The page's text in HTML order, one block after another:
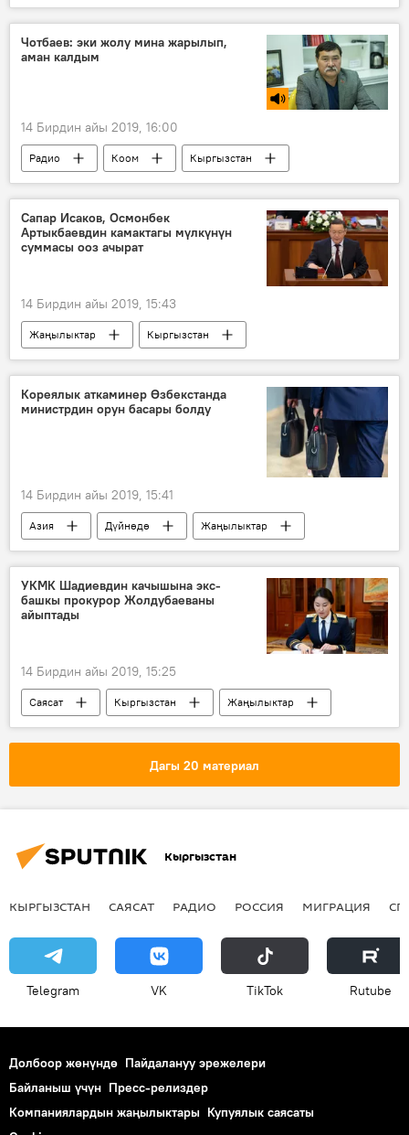
Кыргызстан
Видео
Мультимедиа
Аскарбек Шадиев
Башкы прокуратура
Чотбаев: эки жолу мина жарылып,
аман калдым
14 Бирдин айы 2019, 16:00
Радио Коом
Кыргызстан
Абдыгул Чотбаев
Афган согушу
жоокер
Аскер
Сапар Исаков, Осмонбек
Артыкбаевдин камактагы мүлкүнүн
суммасы ооз ачырат
14 Бирдин айы 2019, 15:43
Жаңылыктар
Кыргызстан
Окуялар
Бишкек ТЭЦтеги авария
Бишкек
Жогорку Кеңеш
ТЭЦ
кылмыш иши
камакка алуу
Кореялык аткаминер Өзбекстанда
министрдин орун басары болду
14 Бирдин айы 2019, 15:41
Азия Дүйнөдө
Жаңылыктар
Саясат
Өзбекстан
Түштүк Корея
кадрлар
кызмат
УКМК Шадиевдин качышына экс-
башкы прокурор Жолдубаеваны
айыптады
14 Бирдин айы 2019, 15:25
Саясат Кыргызстан
Жаңылыктар
Жогорку Кеңеш
Аскарбек Шадиев
Аскарбек Шадиевге козголгон кылмыш иши
Дагы 20 материал
Кыргызстан
КЫРГЫЗСТАН САЯСАТ РАДИО РОССИЯ МИГРАЦИЯ
Telegram VK ТikТоk Rutube
Долбоор жөнүндө Пайдалануу эрежелери
Байланыш үчүн Пресс-релиздер
Компаниялардын жаңылыктары Купуялык саясаты